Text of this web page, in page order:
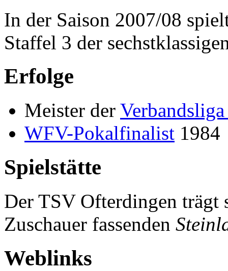
In der Saison 2007/08
Staffel 3 der
Erfolge
Meister der
WFV-Pokalfinalist 1984
Spielstätte
Der TSV Ofterdingen trägt
Zuschauer fassenden
Weblinks